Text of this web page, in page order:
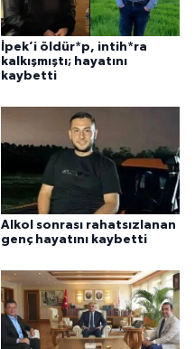
İpek’i öldür*p, intih*ra
kalkışmıştı; hayatını
kaybetti
Alkol sonrası rahatsızlanan
genç hayatını kaybetti